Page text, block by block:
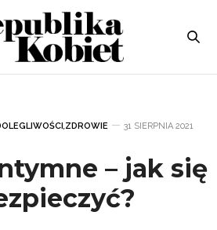
,ZDROWIE 31 SIERPNIA 2021
– jak się